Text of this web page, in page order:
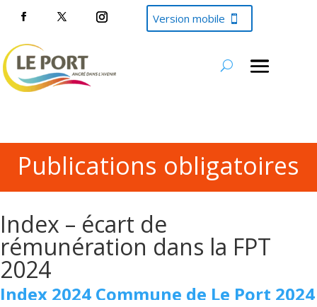
Version mobile
Publications obligatoires
Index – écart de
rémunération dans la FPT
2024
Index 2024 Commune de Le Port 2024